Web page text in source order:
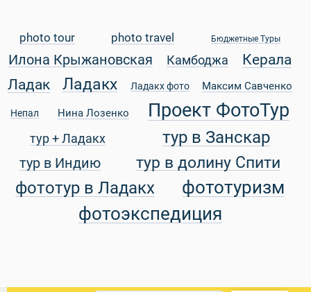
Туры
Статьи
photo tour photo travel Бюджетные Туры
Илона Крыжановская Камбоджа
Керала
Ладак
Ладакх Ладакх фото Максим Савченко
Непал Нина Лозенко Проект ФотоТур
тур + Ладакх тур в Занскар
тур в Индию тур в долину Спити
фототур в Ладакх
фототуризм
фотоэкспедиция